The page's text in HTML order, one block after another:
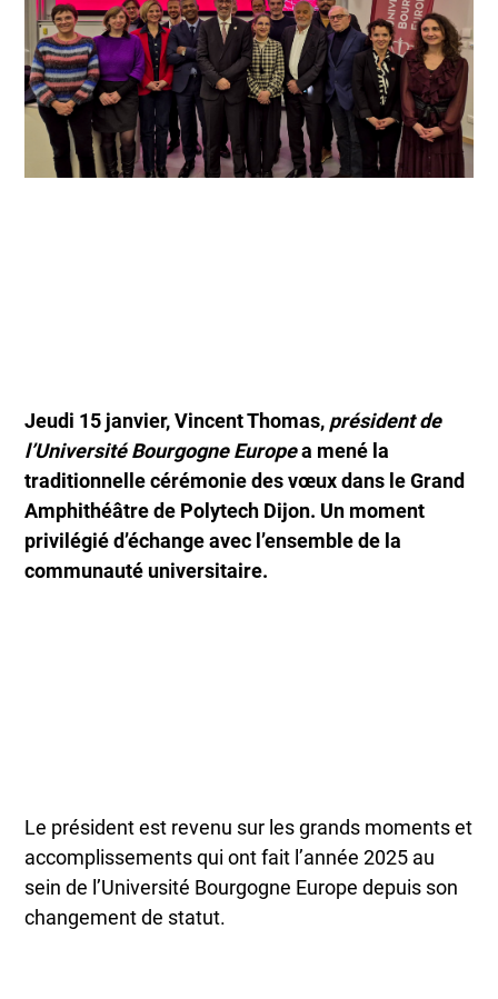
Jeudi 15 janvier, Vincent Thomas, président de
l’Université Bourgogne Europea mené la
traditionnelle cérémonie des vœux dans le Grand
Amphithéâtre de Polytech Dijon. Un moment
privilégié d’échange avec l’ensemble de la
communauté universitaire.
Le président est revenu sur les grands moments et
accomplissements qui ont fait l’année 2025 au
sein de l’Université Bourgogne Europe depuis son
changement de statut.